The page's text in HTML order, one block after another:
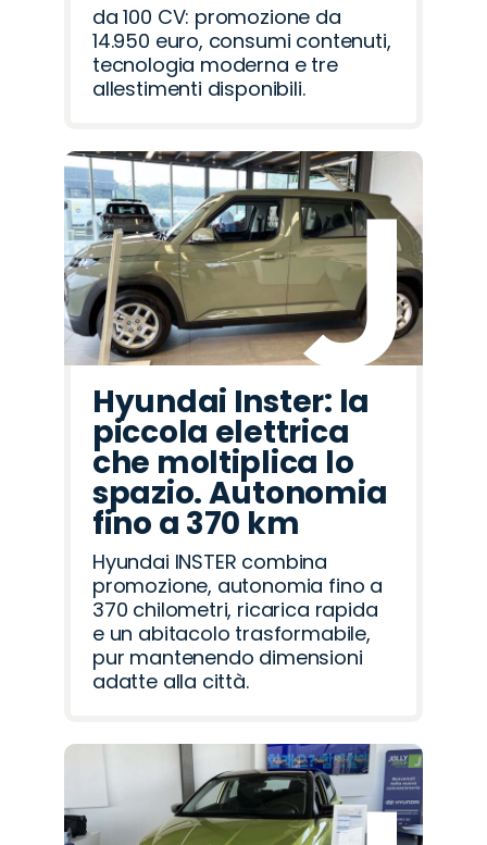
da 100 CV: promozione da
14.950 euro, consumi contenuti,
tecnologia moderna e tre
allestimenti disponibili.
Hyundai Inster: la
piccola elettrica
che moltiplica lo
spazio. Autonomia
fino a 370 km
Hyundai INSTER combina
promozione, autonomia fino a
370 chilometri, ricarica rapida
e un abitacolo trasformabile,
pur mantenendo dimensioni
adatte alla città.